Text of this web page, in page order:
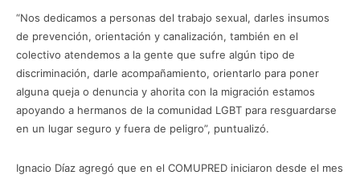
“Nos dedicamos a personas del trabajo sexual, darles insumos
de prevención, orientación y canalización, también en el
colectivo atendemos a la gente que sufre algún tipo de
discriminación, darle acompañamiento, orientarlo para poner
alguna queja o denuncia y ahorita con la migración estamos
apoyando a hermanos de la comunidad LGBT para resguardarse
en un lugar seguro y fuera de peligro”, puntualizó.
Ignacio Díaz agregó que en el COMUPRED iniciaron desde el mes